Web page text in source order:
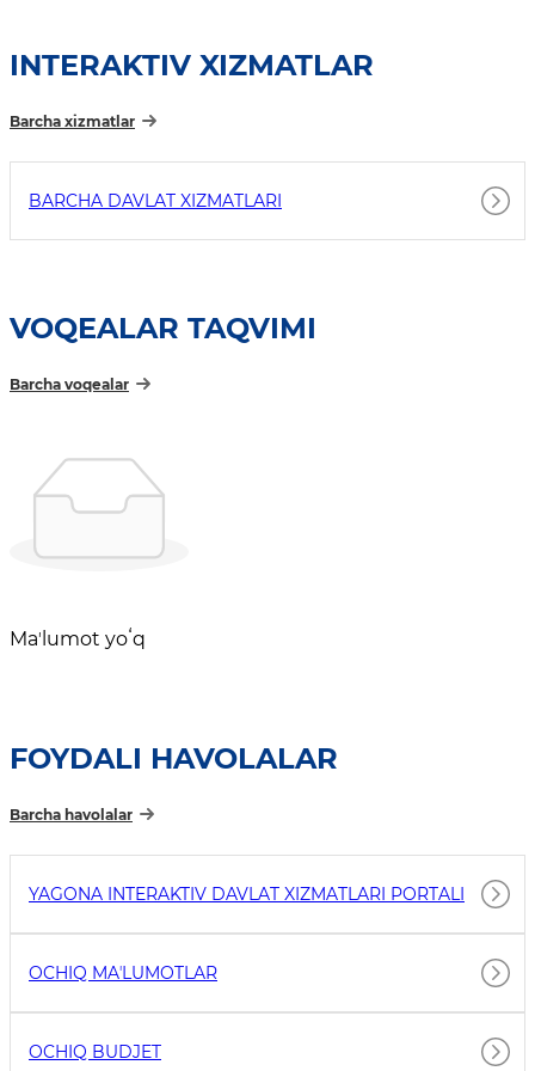
INTERAKTIV XIZMATLAR
Barcha xizmatlar
BARCHA DAVLAT XIZMATLARI
VOQEALAR TAQVIMI
Barcha voqealar
Maʼlumot yoʻq
FOYDALI HAVOLALAR
Barcha havolalar
YAGONA INTERAKTIV DAVLAT XIZMATLARI PORTALI
OCHIQ MAʼLUMOTLAR
OCHIQ BUDJET